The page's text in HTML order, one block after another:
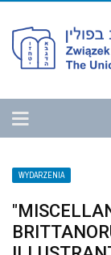
WYDARZENIA